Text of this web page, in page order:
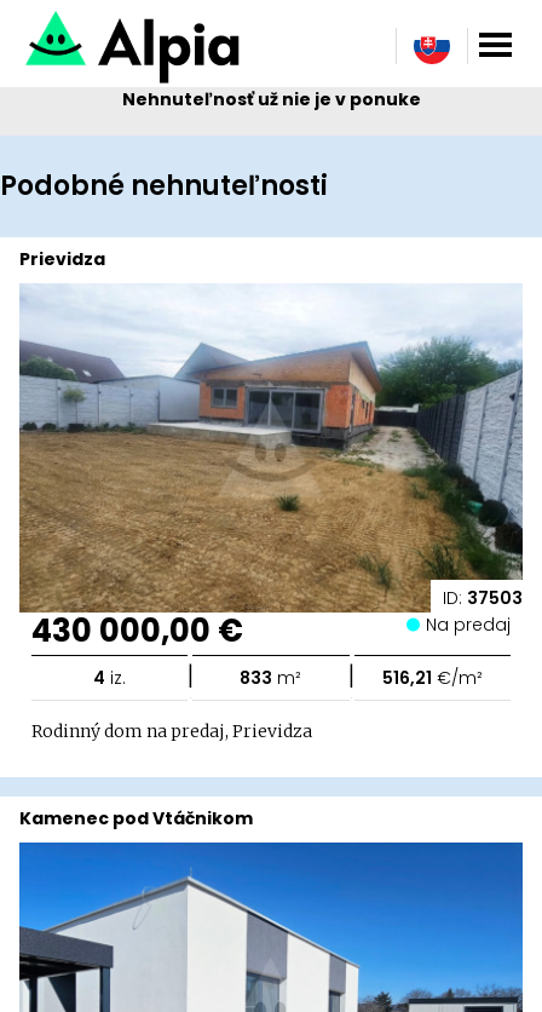
Nehnuteľnosť už nie je v ponuke
Podobné nehnuteľnosti
ID: 37503
Prievidza
430 000,00 € Na predaj
4 iz. | 833 m² | 516,21 €/m²
Rodinný dom na predaj, Prievidza
Kamenec pod Vtáčnikom